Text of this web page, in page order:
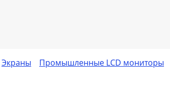
Экраны Промышленные LCD мониторы